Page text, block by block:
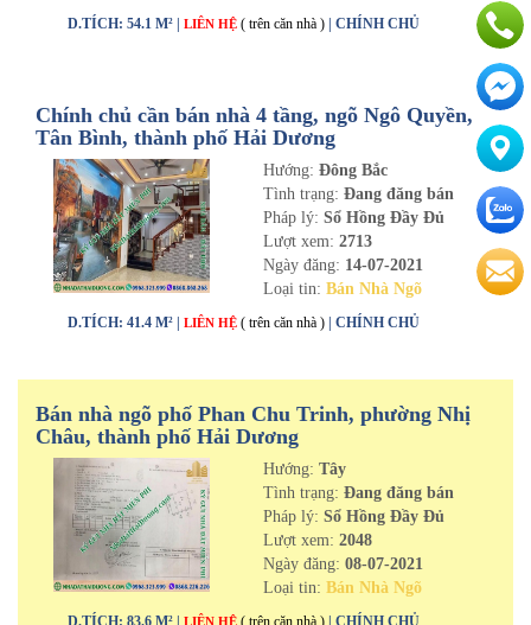
D.TÍCH: 54.1 M² | LIÊN HỆ ( trên căn nhà ) | CHÍNH CHỦ
Chính chủ cần bán nhà 4 tầng, ngõ Ngô Quyền,
Tân Bình, thành phố Hải Dương
Hướng: Đông Bắc
Tình trạng: Đang đăng bán
Pháp lý: Sổ Hồng Đầy Đủ
Lượt xem: 2713
Ngày đăng: 14-07-2021
Loại tin: Bán Nhà Ngõ
D.TÍCH: 41.4 M² | LIÊN HỆ ( trên căn nhà ) | CHÍNH CHỦ
Bán nhà ngõ phố Phan Chu Trinh, phường Nhị
Châu, thành phố Hải Dương
Hướng: Tây
Tình trạng: Đang đăng bán
Pháp lý: Sổ Hồng Đầy Đủ
Lượt xem: 2048
Ngày đăng: 08-07-2021
Loại tin: Bán Nhà Ngõ
D.TÍCH: 83.6 M² | LIÊN HỆ ( trên căn nhà ) | CHÍNH CHỦ